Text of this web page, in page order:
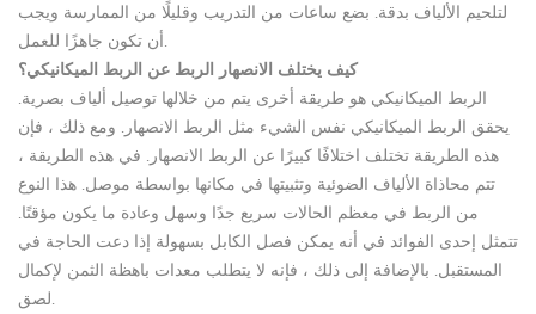
لتلحيم الألياف بدقة. بضع ساعات من التدريب وقليلًا من الممارسة ويجب
أن تكون جاهزًا للعمل.
كيف يختلف الانصهار الربط عن الربط الميكانيكي؟
الربط الميكانيكي هو طريقة أخرى يتم من خلالها توصيل ألياف بصرية.
يحقق الربط الميكانيكي نفس الشيء مثل الربط الانصهار. ومع ذلك ، فإن
هذه الطريقة تختلف اختلافًا كبيرًا عن الربط الانصهار. في هذه الطريقة ،
تتم محاذاة الألياف الضوئية وتثبيتها في مكانها بواسطة موصل. هذا النوع
من الربط في معظم الحالات سريع جدًا وسهل وعادة ما يكون مؤقتًا.
تتمثل إحدى الفوائد في أنه يمكن فصل الكابل بسهولة إذا دعت الحاجة في
المستقبل. بالإضافة إلى ذلك ، فإنه لا يتطلب معدات باهظة الثمن لإكمال
لصق.